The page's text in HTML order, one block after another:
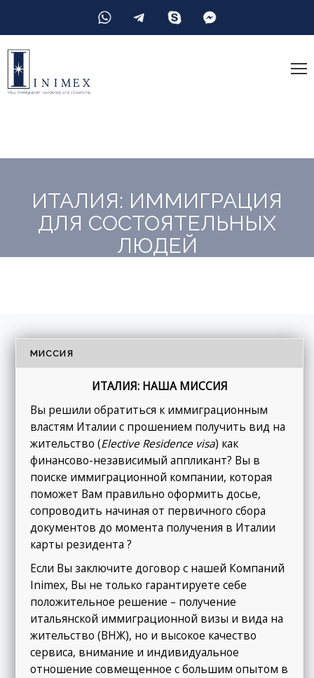
ИТАЛИЯ: ИММИГРАЦИЯ
ДЛЯ СОСТОЯТЕЛЬНЫХ
ЛЮДЕЙ
МИССИЯ
ИТАЛИЯ: НАША МИССИЯ
Вы решили обратиться к иммиграционным
властям Италии с прошением получить вид на
жительство (Elective Residence visa) как
финансово-независимый аппликант? Вы в
поиске иммиграционной компании, которая
поможет Вам правильно оформить досье,
сопроводить начиная от первичного сбора
документов до момента получения в Италии
карты резидента ?
Если Вы заключите договор с нашей Компаний
Inimex, Вы не только гарантируете себе
положительное решение – получение
итальянской иммиграционной визы и вида на
жительство (ВНЖ), но и высокое качество
сервиса, внимание и индивидуальное
отношение совмещенное с большим опытом в